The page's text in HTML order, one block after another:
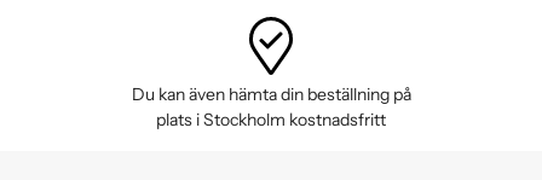
Du kan även hämta din beställning på
plats i Stockholm kostnadsfritt